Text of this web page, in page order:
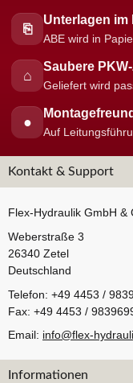
⎘
Unterlagen im
ABE wird in
⌂
Saubere
Geliefert wird
●
Auf
Kontakt & Support
Flex-Hydraulik GmbH &
Weberstraße 3
26340 Zetel
Deutschland
Telefon: +49 4453 /
Fax: +49 4453 /
Email: info@flex-
Informationen